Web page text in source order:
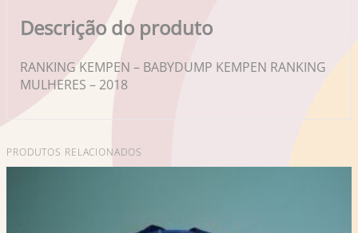
Descrição do produto
RANKING KEMPEN – BABYDUMP KEMPEN RANKING
MULHERES – 2018
PRODUTOS RELACIONADOS